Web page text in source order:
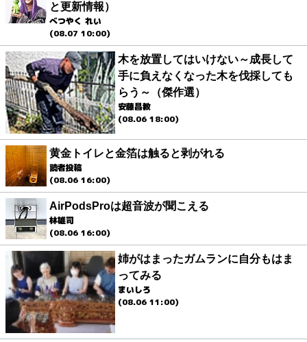
と更新情報）
べつやく れい
(08.07 10:00)
木を放置してはいけない～成長して
手に負えなくなった木を伐採しても
らう～（傑作選）
安藤昌教
(08.06 18:00)
黄金トイレと金箔は触ると剥がれる
読者投稿
(08.06 16:00)
AirPodsProは超音波が聞こえる
林雄司
(08.06 16:00)
姉がはまったガムランに自分もはま
ってみる
まいしろ
(08.06 11:00)